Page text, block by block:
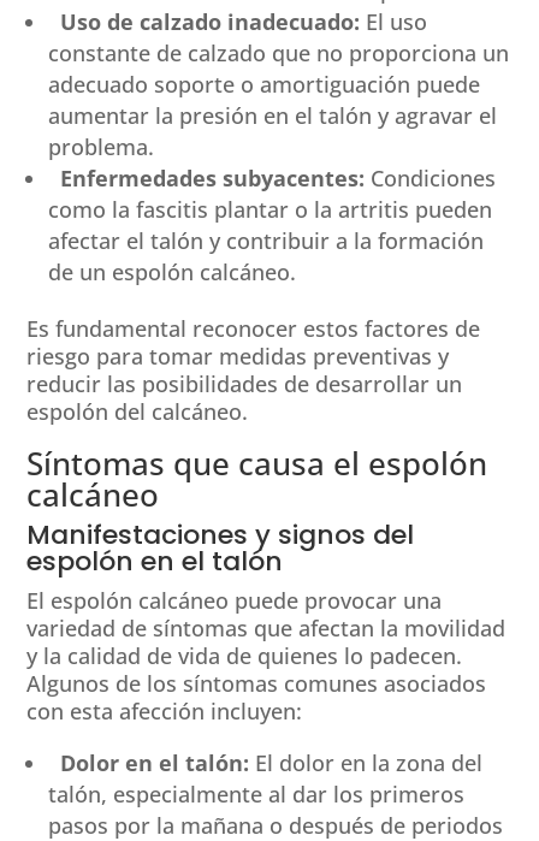
Uso de calzado inadecuado: El uso
constante de calzado que no proporciona un
adecuado soporte o amortiguación puede
aumentar la presión en el talón y agravar el
problema.
Enfermedades subyacentes: Condiciones
como la fascitis plantar o la artritis pueden
afectar el talón y contribuir a la formación
de un espolón calcáneo.
Es fundamental reconocer estos factores de
riesgo para tomar medidas preventivas y
reducir las posibilidades de desarrollar un
espolón del calcáneo.
Síntomas que causa el espolón
calcáneo
Manifestaciones y signos del
espolón en el talón
El espolón calcáneo puede provocar una
variedad de síntomas que afectan la movilidad
y la calidad de vida de quienes lo padecen.
Algunos de los síntomas comunes asociados
con esta afección incluyen:
Dolor en el talón: El dolor en la zona del
talón, especialmente al dar los primeros
pasos por la mañana o después de periodos